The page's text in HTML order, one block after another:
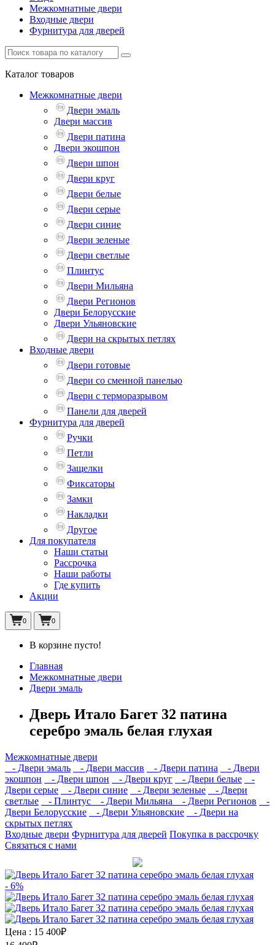
Межкомнатные двери
Входные двери
Фурнитура для дверей
Каталог товаров
Межкомнатные двери
Двери эмаль
Двери массив
Двери патина
Двери экошпон
Двери шпон
Двери круг
Двери белые
Двери серые
Двери синие
Двери зеленые
Двери светлые
Плинтус
Двери Мильяна
Двери Регионов
Двери Белорусские
Двери Ульяновские
Двери на скрытых петлях
Входные двери
Двери готовые
Двери со сменной панелью
Двери с терморазрывом
Панели для дверей
Фурнитура для дверей
Ручки
Петли
Защелки
Фиксаторы
Замки
Накладки
Другое
Для покупателя
Наши статьи
Рассрочка
Наши работы
Где купить
Акции
0 0
В корзине пусто!
Главная
Межкомнатные двери
Двери эмаль
Дверь Итало Багет 32 патина
серебро эмаль белая глухая
Межкомнатные двери
- Двери эмаль
- Двери массив - Двери патина
- Двери
экошпон
- Двери шпон - Двери круг - Двери белые
-
Двери серые
- Двери синие - Двери зеленые
- Двери
светлые
- Плинтус - Двери Мильяна - Двери Регионов
-
Двери Белорусские
- Двери Ульяновские
- Двери на
скрытых петлях
Входные двери Фурнитура для дверей Покупка в рассрочку
Связаться с нами
- 6%
Цена : 15 400₽